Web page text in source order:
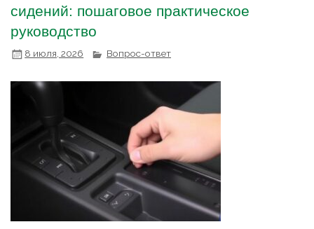
сидений: пошаговое практическое
руководство
8 июля, 2026 Вопрос-ответ